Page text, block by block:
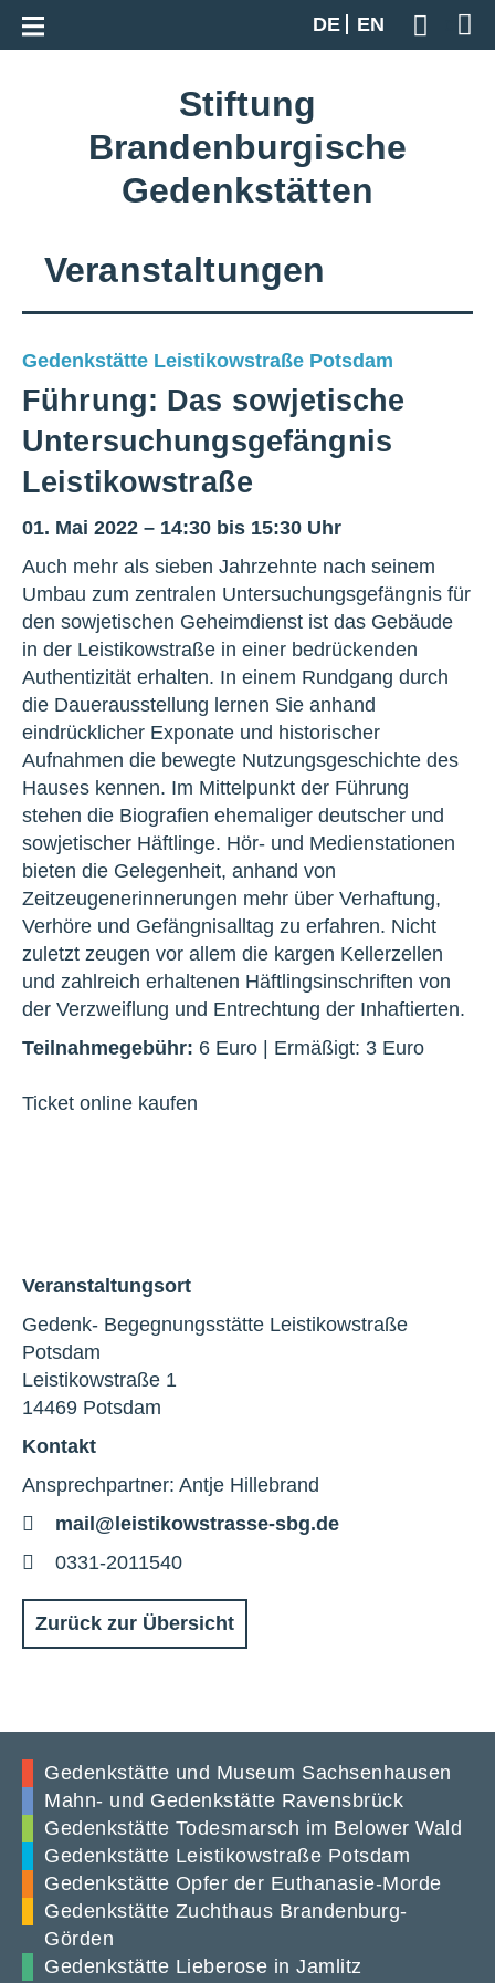
DE
EN
Geben
Zur Gesamtübersicht
Stiftung
Brandenburgische
Gedenkstätten
Veranstaltungen
Gedenkstätte Leistikowstraße Potsdam
Führung: Das sowjetische
Untersuchungsgefängnis
Leistikowstraße
01. Mai 2022 – 14:30 bis 15:30 Uhr
Auch mehr als sieben Jahrzehnte nach seinem
Umbau zum zentralen Untersuchungsgefängnis für
den sowjetischen Geheimdienst ist das Gebäude
in der Leistikowstraße in einer bedrückenden
Authentizität erhalten. In einem Rundgang durch
die Dauerausstellung lernen Sie anhand
eindrücklicher Exponate und historischer
Aufnahmen die bewegte Nutzungsgeschichte des
Hauses kennen. Im Mittelpunkt der Führung
stehen die Biografien ehemaliger deutscher und
sowjetischer Häftlinge. Hör- und Medienstationen
bieten die Gelegenheit, anhand von
Zeitzeugenerinnerungen mehr über Verhaftung,
Verhöre und Gefängnisalltag zu erfahren. Nicht
zuletzt zeugen vor allem die kargen Kellerzellen
und zahlreich erhaltenen Häftlingsinschriften von
der Verzweiflung und Entrechtung der Inhaftierten.
Teilnahmegebühr: 6 Euro | Ermäßigt: 3 Euro
Ticket online kaufen
Veranstaltungsort
Gedenk- Begegnungsstätte Leistikowstraße
Potsdam
Leistikowstraße 1
14469 Potsdam
Kontakt
Ansprechpartner: Antje Hillebrand
E-
Mail
mail@leistikowstrasse-sbg.de
Telefon
0331-2011540
Zurück zur Übersicht
Gedenkstätte und Museum Sachsenhausen
Mahn- und Gedenkstätte Ravensbrück
Gedenkstätte Todesmarsch im Belower Wald
Gedenkstätte Leistikowstraße Potsdam
Gedenkstätte Opfer der Euthanasie-Morde
Gedenkstätte Zuchthaus Brandenburg-
Görden
Gedenkstätte Lieberose in Jamlitz